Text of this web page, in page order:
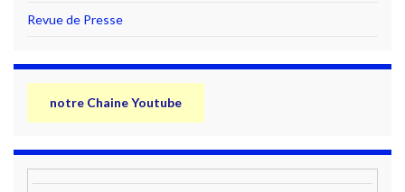
Revue de Presse
notre Chaine Youtube